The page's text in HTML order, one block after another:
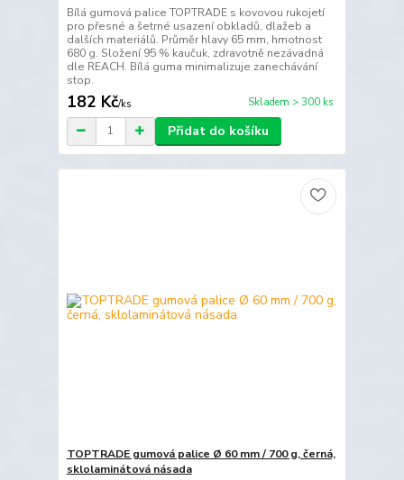
Bílá gumová palice TOPTRADE s kovovou rukojetí
pro přesné a šetrné usazení obkladů, dlažeb a
dalších materiálů. Průměr hlavy 65 mm, hmotnost
680 g. Složení 95 % kaučuk, zdravotně nezávadná
dle REACH. Bílá guma minimalizuje zanechávání
stop.
182 Kč/ks Skladem > 300 ks
Přidat do košíku
TOPTRADE gumová palice Ø 60 mm / 700 g, černá,
sklolaminátová násada